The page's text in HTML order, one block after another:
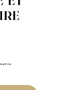
vos